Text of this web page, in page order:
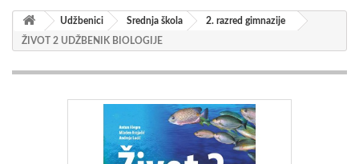
Udžbenici Srednja škola 2. razred gimnazije
ŽIVOT 2 UDŽBENIK BIOLOGIJE